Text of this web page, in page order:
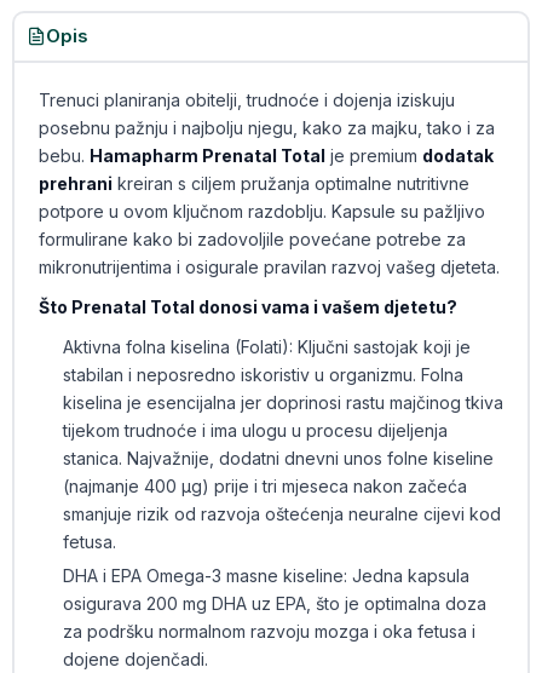
Opis
Trenuci planiranja obitelji, trudnoće i dojenja iziskuju
posebnu pažnju i najbolju njegu, kako za majku, tako i za
bebu. Hamapharm Prenatal Total je premium dodatak
prehrani kreiran s ciljem pružanja optimalne nutritivne
potpore u ovom ključnom razdoblju. Kapsule su pažljivo
formulirane kako bi zadovoljile povećane potrebe za
mikronutrijentima i osigurale pravilan razvoj vašeg djeteta.
Što Prenatal Total donosi vama i vašem djetetu?
Aktivna folna kiselina (Folati): Ključni sastojak koji je
stabilan i neposredno iskoristiv u organizmu. Folna
kiselina je esencijalna jer doprinosi rastu majčinog tkiva
tijekom trudnoće i ima ulogu u procesu dijeljenja
stanica. Najvažnije, dodatni dnevni unos folne kiseline
(najmanje 400 μg) prije i tri mjeseca nakon začeća
smanjuje rizik od razvoja oštećenja neuralne cijevi kod
fetusa.
DHA i EPA Omega-3 masne kiseline: Jedna kapsula
osigurava 200 mg DHA uz EPA, što je optimalna doza
za podršku normalnom razvoju mozga i oka fetusa i
dojene dojenčadi.